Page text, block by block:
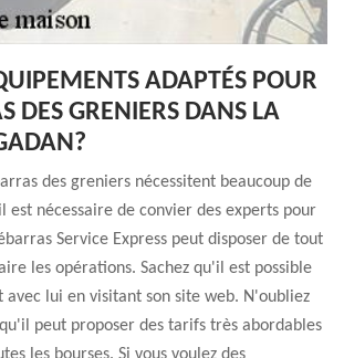
ADAPTÉS POUR
DES GRENIERS DANS LA
des greniers nécessitent beaucoup de
est nécessaire de convier des experts pour
Service Express peut disposer de tout
les opérations. Sachez qu'il est possible
lui en visitant son site web. N'oubliez
peut proposer des tarifs très abordables